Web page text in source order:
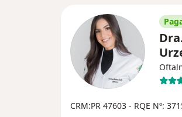
CRM:PR 47603 - RQE Nº: